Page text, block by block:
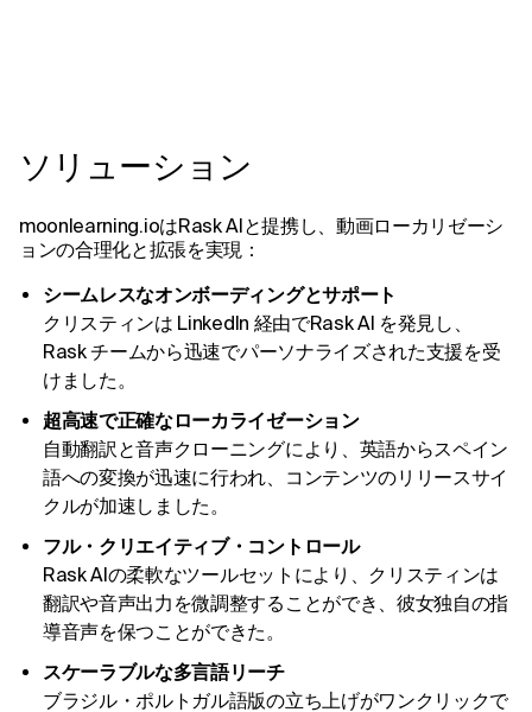
ソリューション
moonlearning.ioはRask AIと提携し、動画ローカリゼーシ
ョンの合理化と拡張を実現：
シームレスなオンボーディングとサポート
クリスティンは LinkedIn 経由でRask AI を発見し、
Rask チームから迅速でパーソナライズされた支援を受
けました。
超高速で正確なローカライゼーション
自動翻訳と音声クローニングにより、英語からスペイン
語への変換が迅速に行われ、コンテンツのリリースサイ
クルが加速しました。
フル・クリエイティブ・コントロール
Rask AIの柔軟なツールセットにより、クリスティンは
翻訳や音声出力を微調整することができ、彼女独自の指
導音声を保つことができた。
スケーラブルな多言語リーチ
ブラジル・ポルトガル語版の立ち上げがワンクリックで